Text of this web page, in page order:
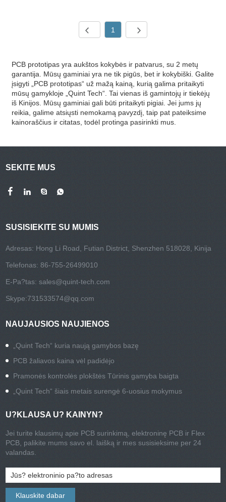
1
PCB prototipas yra aukštos kokybės ir patvarus, su 2 metų
garantija. Mūsų gaminiai yra ne tik pigūs, bet ir kokybiški. Galite
įsigyti „PCB prototipas“ už mažą kainą, kurią galima pritaikyti
mūsų gamykloje „Quint Tech“. Tai vienas iš gamintojų ir tiekėjų
iš Kinijos. Mūsų gaminiai gali būti pritaikyti pigiai. Jei jums jų
reikia, galime atsiųsti nemokamą pavyzdį, taip pat pateiksime
kainoraščius ir citatas, todėl protinga pasirinkti mus.
SEKITE MUS
SUSISIEKITE SU MUMIS
Adresas: Hong Li Road, Futian District, Shenzhen 518028, Kinija
Telefonas: 86-755-26499010
E-Pa?tas:sales@quint-tech.com
Skype:731533574@qq.com
NAUJAUSIOS NAUJIENOS
„Quint Tech“ kuria naują gamybos bazę
PCB žaliavos kaina vėl padidėjo
Pramonės kontrolės plokštės Tūrinis gamyba baigta
„Quint Tech“ šiais metais surengė 6-uosius mokymus
U?KLAUSA U? KAINYN?
Jei turite klausimų apie PCB surinkimą, elektroninę PCB ir Flex
PCB, palikite mums savo el. laišką ir mes susisieksime per 24
valandas.